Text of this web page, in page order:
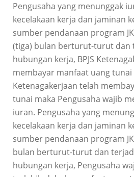
Pengusaha yang menunggak
kecelakaan kerja dan jaminan
sumber pendanaan program
(tiga) bulan berturut-turut dan
hubungan kerja, BPJS
membayar manfaat uang tunai
Ketenagakerjaan telah
tunai maka Pengusaha wajib
iuran. Pengusaha yang
kecelakaan kerja dan jaminan
sumber pendanaan program
bulan berturut-turut dan
hubungan kerja, Pengusaha